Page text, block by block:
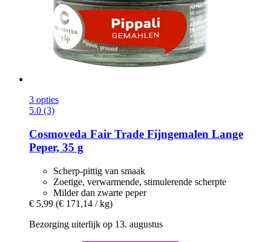
3 opties
5.0 (3)
Cosmoveda Fair Trade Fijngemalen Lange
Peper, 35 g
Scherp-pittig van smaak
Zoetige, verwarmende, stimulerende scherpte
Milder dan zwarte peper
€ 5,99 (€ 171,14 / kg)
Bezorging uiterlijk op 13. augustus